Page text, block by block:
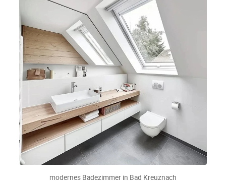
modernes Badezimmer in Bad Kreuznach